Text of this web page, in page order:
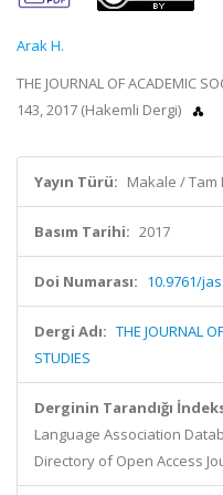
Arak H.
THE JOURNAL OF ACADEMIC
143, 2017 (Hakemli Dergi)
Yayın Türü: Makale / Tam
Basım Tarihi: 2017
Doi Numarası: 10.9761/
Dergi Adı: THE JOURNAL
STUDIES
Derginin Tarandığı
Language Association
Directory of Open Access